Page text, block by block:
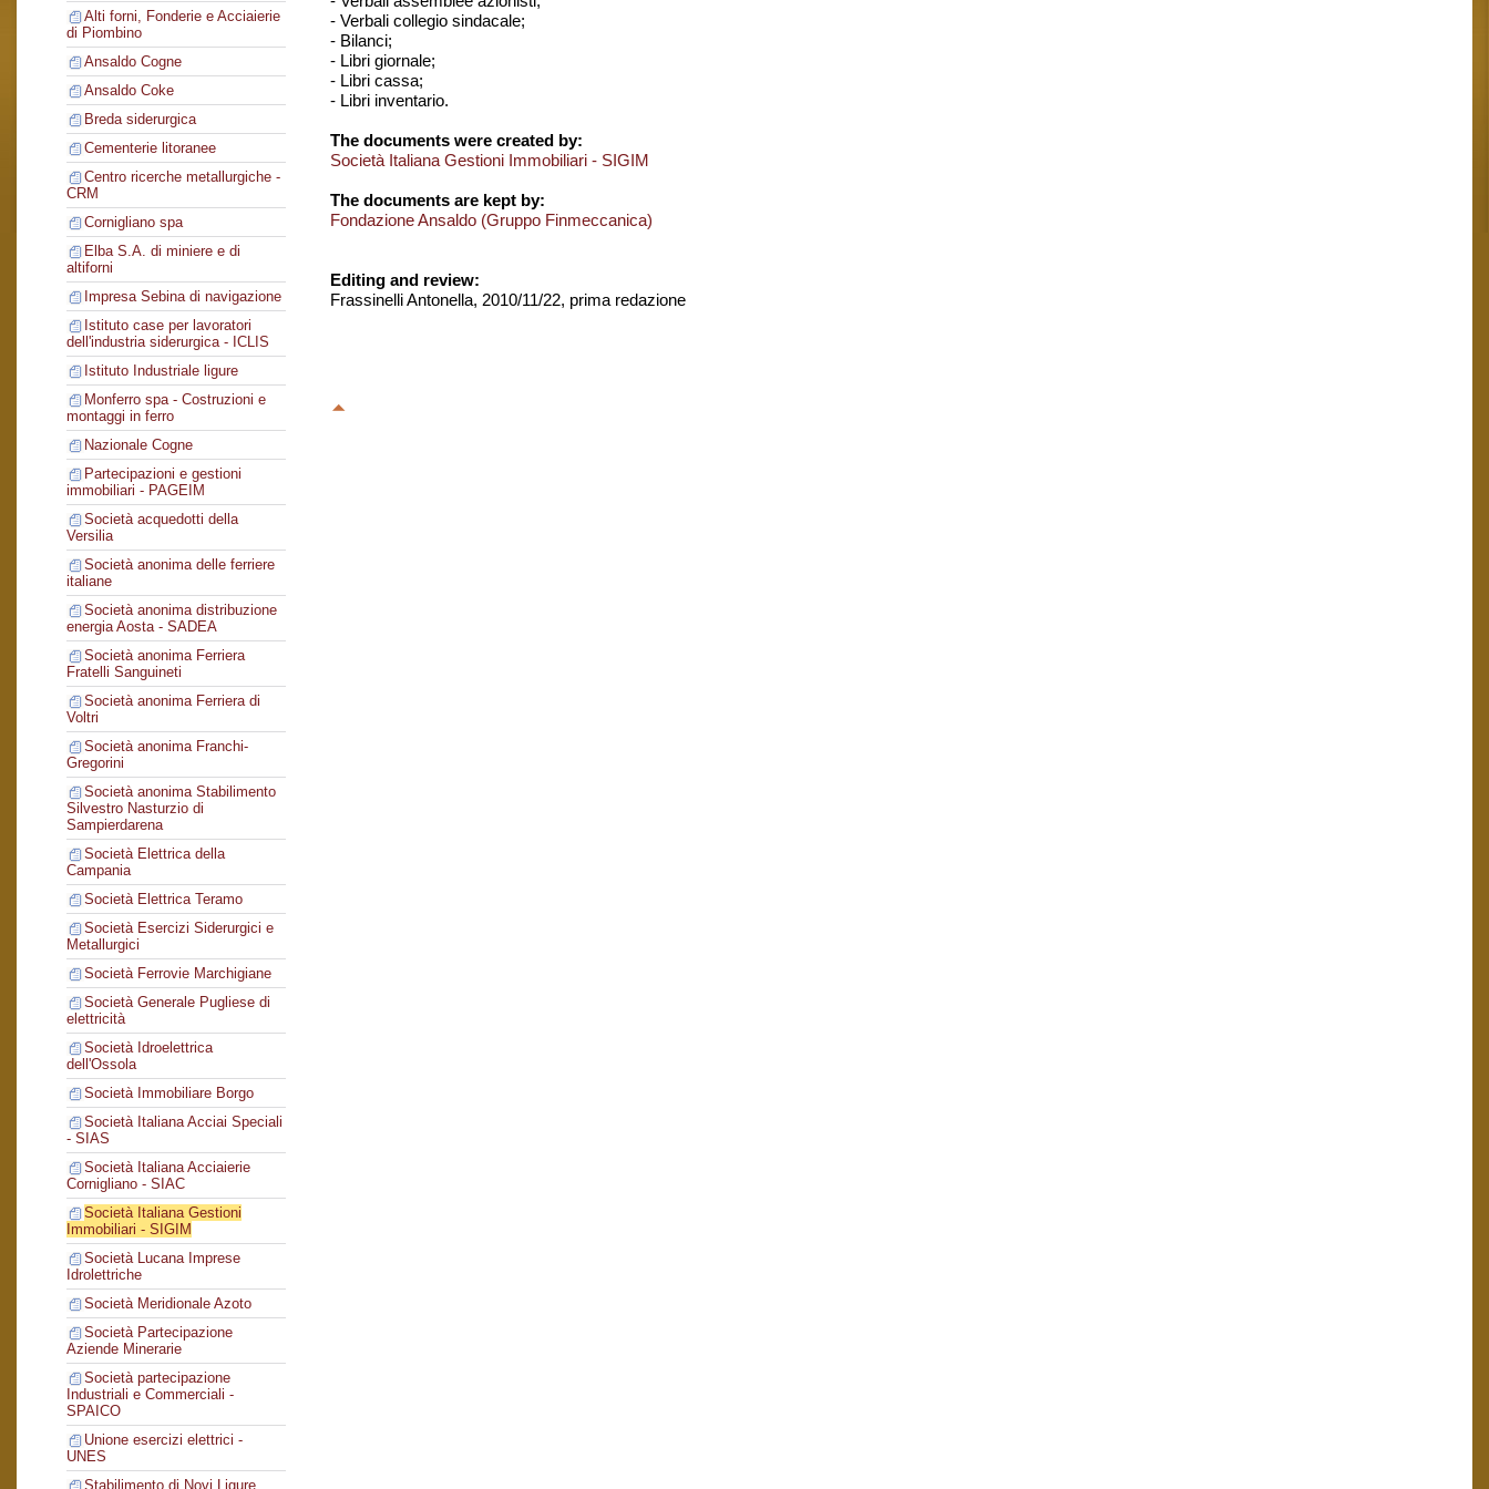
Alti forni, Fonderie e Acciaierie
di Piombino
Ansaldo Cogne
Ansaldo Coke
Breda siderurgica
Cementerie litoranee
Centro ricerche metallurgiche -
CRM
Cornigliano spa
Elba S.A. di miniere e di
altiforni
Impresa Sebina di navigazione
Istituto case per lavoratori
dell'industria siderurgica - ICLIS
Istituto Industriale ligure
Monferro spa - Costruzioni e
montaggi in ferro
Nazionale Cogne
Partecipazioni e gestioni
immobiliari - PAGEIM
Società acquedotti della
Versilia
Società anonima delle ferriere
italiane
Società anonima distribuzione
energia Aosta - SADEA
Società anonima Ferriera
Fratelli Sanguineti
Società anonima Ferriera di
Voltri
Società anonima Franchi-
Gregorini
Società anonima Stabilimento
Silvestro Nasturzio di
Sampierdarena
Società Elettrica della
Campania
Società Elettrica Teramo
Società Esercizi Siderurgici e
Metallurgici
Società Ferrovie Marchigiane
Società Generale Pugliese di
elettricità
Società Idroelettrica
dell'Ossola
Società Immobiliare Borgo
Società Italiana Acciai Speciali
- SIAS
Società Italiana Acciaierie
Cornigliano - SIAC
Società Italiana Gestioni
Immobiliari - SIGIM
Società Lucana Imprese
Idrolettriche
Società Meridionale Azoto
Società Partecipazione
Aziende Minerarie
Società partecipazione
Industriali e Commerciali -
SPAICO
Unione esercizi elettrici -
UNES
Stabilimento di Novi Ligure
- Verbali collegio sindacale;
- Bilanci;
- Libri giornale;
- Libri cassa;
- Libri inventario.
The documents were created by:
Società Italiana Gestioni Immobiliari - SIGIM
The documents are kept by:
Fondazione Ansaldo (Gruppo Finmeccanica)
Editing and review:
Frassinelli Antonella, 2010/11/22, prima redazione